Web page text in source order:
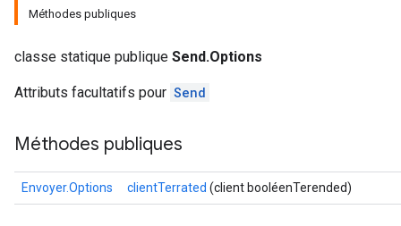
Méthodes publiques
classe statique publique Send.Options
Attributs facultatifs pour Send
Méthodes publiques
Envoyer.Options clientTerrated (client booléenTerended)